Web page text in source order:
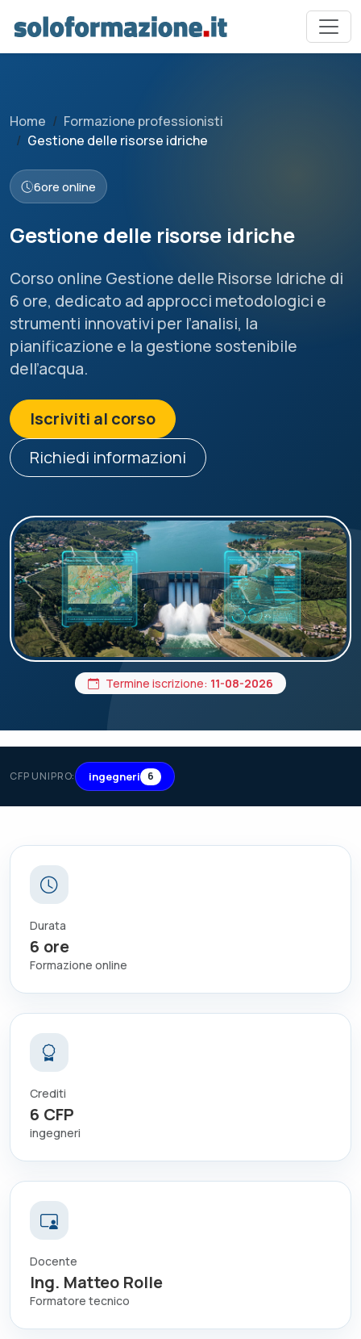
Home
Formazione professionisti
Gestione delle risorse idriche
6ore online
Gestione delle risorse idriche
Corso online Gestione delle Risorse Idriche di
6 ore, dedicato ad approcci metodologici e
strumenti innovativi per l’analisi, la
pianificazione e la gestione sostenibile
dell’acqua.
Iscriviti al corso
Richiedi informazioni
Termine iscrizione: 11-08-2026
CFP UNIPRO: ingegneri 6
Durata
6 ore
Formazione online
Crediti
6 CFP
ingegneri
Docente
Ing. Matteo Rolle
Formatore tecnico